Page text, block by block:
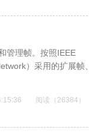
管理帧。按照IEEE
）采用的扩展帧、
阅读（26384）